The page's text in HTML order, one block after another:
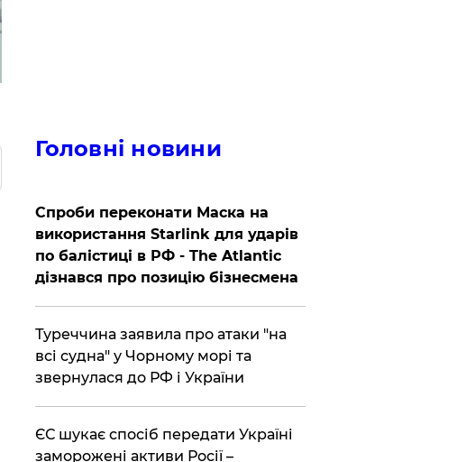
Головні новини
​Спроби переконати Маска на
використання Starlink для ударів
по балістиці в РФ - The Atlantic
дізнався про позицію бізнесмена
Туреччина заявила про атаки "на
всі судна" у Чорному морі та
звернулася до РФ і України
ЄС шукає спосіб передати Україні
заморожені активи Росії –